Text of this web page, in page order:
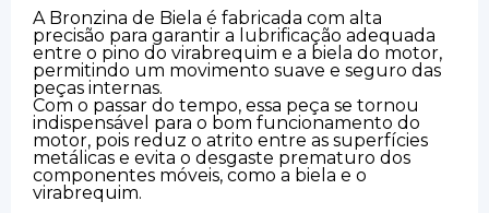
A Bronzina de Biela é fabricada com alta
precisão para garantir a lubrificação adequada
entre o pino do virabrequim e a biela do motor,
permitindo um movimento suave e seguro das
peças internas.
Com o passar do tempo, essa peça se tornou
indispensável para o bom funcionamento do
motor, pois reduz o atrito entre as superfícies
metálicas e evita o desgaste prematuro dos
componentes móveis, como a biela e o
virabrequim.